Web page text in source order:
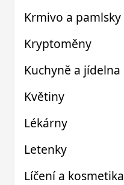
Krmivo a pamlsky
Kryptoměny
Kuchyně a jídelna
Květiny
Lékárny
Letenky
Líčení a kosmetika